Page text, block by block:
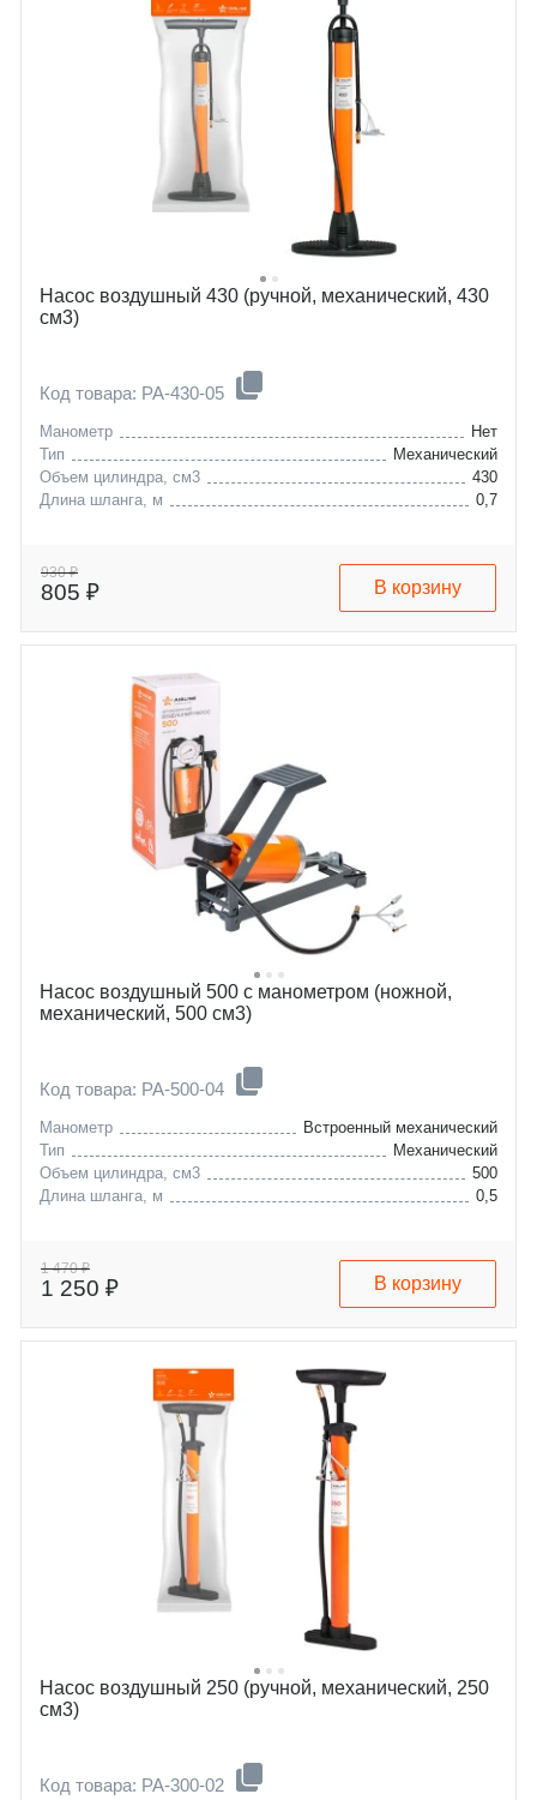
Насос воздушный 430 (ручной, механический, 430
см3)
Код товара: PA-430-05
Манометр
Нет
Тип
Механический
Объем цилиндра, см3
430
Длина шланга, м
0,7
930 ₽
805 ₽ В корзину
Насос воздушный 500 с манометром (ножной,
механический, 500 см3)
Код товара: PA-500-04
Манометр
Встроенный механический
Тип
Механический
Объем цилиндра, см3
500
Длина шланга, м
0,5
1 470 ₽
1 250 ₽ В корзину
Насос воздушный 250 (ручной, механический, 250
см3)
Код товара: PA-300-02